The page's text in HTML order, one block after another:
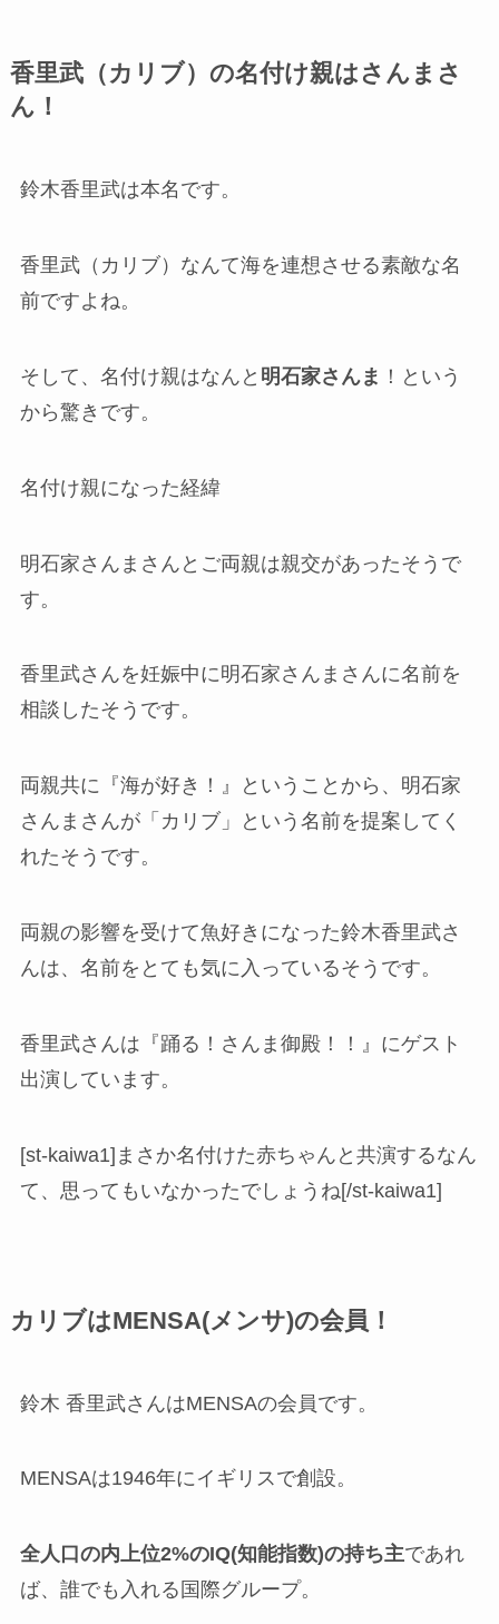
香里武（カリブ）の名付け親はさんまさ
ん！
鈴木香里武は本名です。
香里武（カリブ）なんて海を連想させる素敵な名
前ですよね。
そして、名付け親はなんと 明石家さんま ！という
から驚きです。
名付け親になった経緯
明石家さんまさんとご両親は親交があったそうで
す。
香里武さんを妊娠中に明石家さんまさんに名前を
相談したそうです。
両親共に『海が好き！』ということから、明石家
さんまさんが「カリブ」という名前を提案してく
れたそうです。
両親の影響を受けて魚好きになった鈴木香里武さ
んは、名前をとても気に入っているそうです。
香里武さんは『踊る！さんま御殿！！』にゲスト
出演しています。
[st-kaiwa1]まさか名付けた赤ちゃんと共演するなん
て、思ってもいなかったでしょうね[/st-kaiwa1]
カリブはMENSA(メンサ)の会員！
鈴木 香里武さんはMENSAの会員です。
MENSAは1946年にイギリスで創設。
全人口の内上位2%のIQ(知能指数)の持ち主であれ
ば、誰でも入れる国際グループ。